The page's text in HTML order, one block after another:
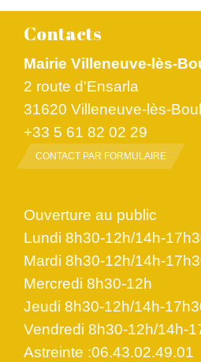
Contacts
Mairie Villeneuve-lès-
2 route d'Ensarla
31620 Villeneuve-lès-
+33 5 61 82 02 29
CONTACT PAR FORMULAIRE
Ouverture au public
Lundi 8h30-12h/14h-
Mardi 8h30-12h/14h-
Mercredi 8h30-12h
Jeudi 8h30-12h/14h-
Vendredi 8h30-12h/14h-
Astreinte :06.43.02.49.01